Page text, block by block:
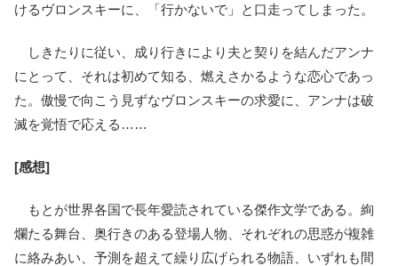
けるヴロンスキーに、「行かないで」と口走ってしまった。
しきたりに従い、成り行きにより夫と契りを結んだアンナ
にとって、それは初めて知る、燃えさかるような恋心であっ
た。傲慢で向こう見ずなヴロンスキーの求愛に、アンナは破
滅を覚悟で応える……
[感想]
もとが世界各国で長年愛読されている傑作文学である。絢
爛たる舞台、奥行きのある登場人物、それぞれの思惑が複雑
に絡みあい、予測を超えて繰り広げられる物語、いずれも間